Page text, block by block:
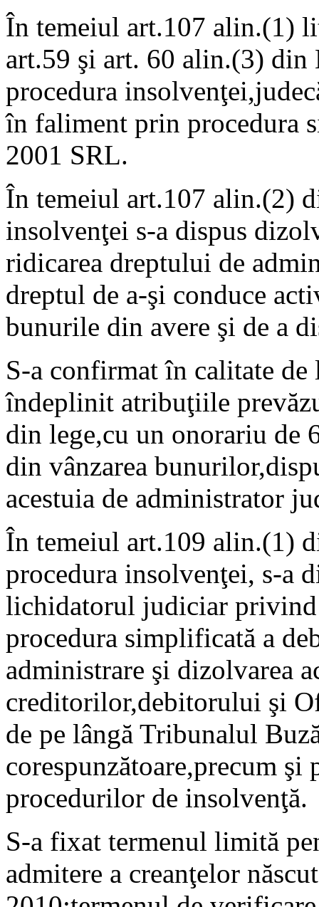
În temeiul art.107 alin.(1)
art.59 şi art. 60 alin.(3)
procedura
în faliment prin procedura
2001 SRL.
În temeiul art.107 alin.(2)
insolvenţei s-a dispus
ridicarea dreptului de
dreptul de a-şi conduce
bunurile din avere şi de a
S-a confirmat în calitate
îndeplinit atribuţiile
din lege,cu un onorariu de
din vânzarea
acestuia de administrator
În temeiul art.109 alin.(1)
procedura insolvenţei, s-a
lichidatorul judiciar
procedura simplificată a
administrare şi dizolvarea
creditorilor,debitorului şi
de pe lângă Tribunalul
corespunzătoare,precum
procedurilor de insolvenţă.
S-a fixat termenul limită
admitere a creanţelor